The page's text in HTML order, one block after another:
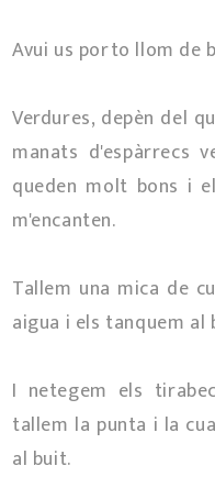
Avui us porto llom de
Verdures, depèn del
manats d'espàrrecs
queden molt bons i
m'encanten.
Tallem una mica de
aigua i els tanquem al
I netegem els
tallem la punta i la
al buit.